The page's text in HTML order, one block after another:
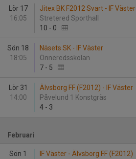
Lör 17
16:05
Jitex BK F2012 Svart - IF Väster
Stretered Sporthall
10 - 0
Sön 18
18:05
Näsets SK - IF Väster
Önneredsskolan
7 - 5
Lör 31
14:00
Älvsborg FF (F2012) - IF Väster
Påvelund 1 Konstgräs
4 - 3
Februari
Sön 1
IF Väster - Älvsborg FF (F2012)